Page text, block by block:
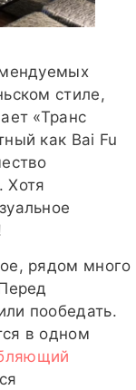
стиле,
«Транс
как Bai Fu
Хотя
рядом много
пообедать.
в одном